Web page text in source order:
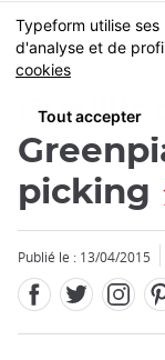
Skip
to
main
MENU
Cueillir
picking
Publié le : 13/04/2015
Fermer